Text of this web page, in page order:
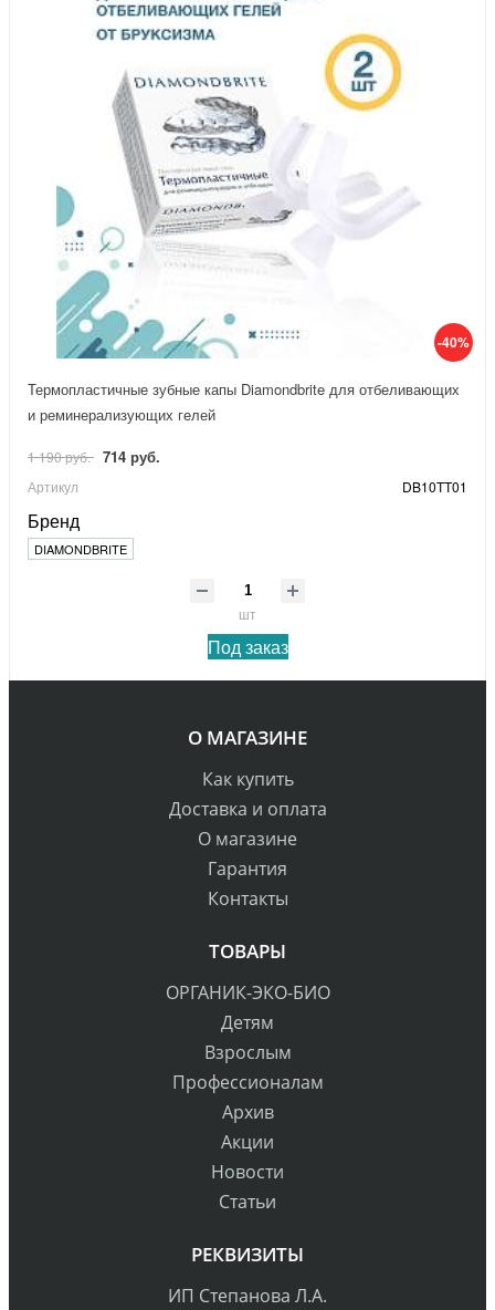
-40%
Термопластичные зубные капы Diamondbrite для отбеливающих
и реминерализующих гелей
1 190 руб. 714 руб.
Артикул DB10TT01
Бренд
DIAMONDBRITE
шт
Под заказ
О МАГАЗИНЕ
Как купить
Доставка и оплата
О магазине
Гарантия
Контакты
ТОВАРЫ
ОРГАНИК-ЭКО-БИО
Детям
Взрослым
Профессионалам
Архив
Акции
Новости
Статьи
РЕКВИЗИТЫ
ИП Степанова Л.А.